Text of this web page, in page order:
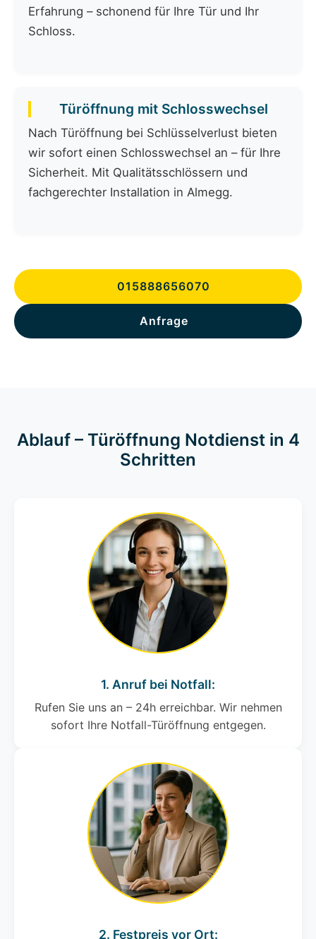
Erfahrung – schonend für Ihre Tür und Ihr
Schloss.
Türöffnung mit Schlosswechsel
Nach Türöffnung bei Schlüsselverlust bieten
wir sofort einen Schlosswechsel an – für Ihre
Sicherheit. Mit Qualitätsschlössern und
fachgerechter Installation in Almegg.
015888656070
Anfrage
Ablauf – Türöffnung Notdienst in 4
Schritten
1. Anruf bei Notfall:
Rufen Sie uns an – 24h erreichbar. Wir nehmen
sofort Ihre Notfall-Türöffnung entgegen.
2. Festpreis vor Ort: